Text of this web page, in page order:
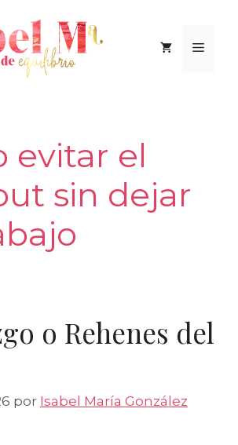
Menú
evitar el
sin dejar
o Rehenes del
por Isabel María González